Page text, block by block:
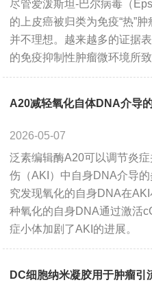
尽管爱泼斯坦-巴尔病毒（
的上皮癌被归类为免疫“热”
并不理想。越来越多的证据
的免疫抑制性肿瘤微环境所致
A20减轻氧化自体DNA介导
2026-05-07
泛素编辑酶A20可以调节炎
伤（AKI）中自身DNA介导
究发现氧化的自身DNA在
种氧化的自身DNA通过激活
症小体加剧了AKI的进展。
DC细胞纳米凝胶用于肿瘤